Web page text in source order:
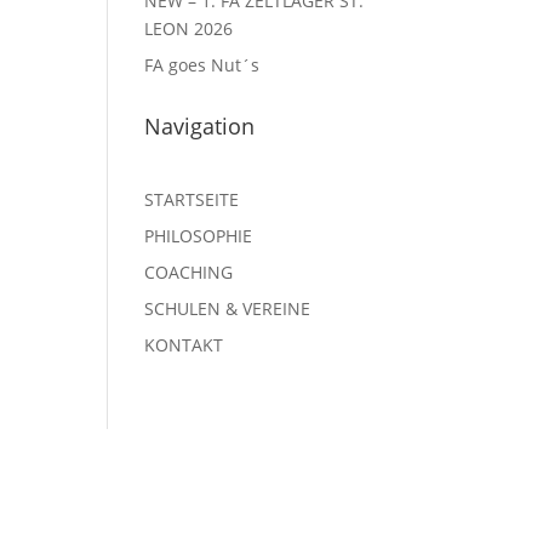
LEON 2026
FA goes Nut´s
Navigation
STARTSEITE
PHILOSOPHIE
COACHING
SCHULEN & VEREINE
KONTAKT